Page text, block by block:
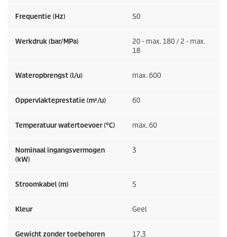
Frequentie (Hz) 50
Werkdruk (bar/MPa)
20 - max. 180 / 2 - max.
18
Wateropbrengst (l/u) max. 600
Oppervlakteprestatie (m²/u) 60
Temperatuur watertoevoer (°C) max. 60
Nominaal ingangsvermogen
(kW)
3
Stroomkabel (m) 5
Kleur Geel
Gewicht zonder toebehoren
17,3